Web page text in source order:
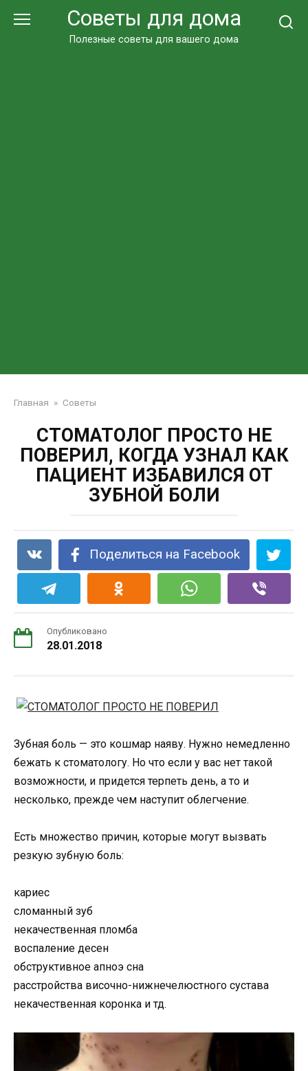
Советы для дома
Полезные советы для вашего дома
Главная » Советы
СТОМАТОЛОГ ПРОСТО НЕ
ПОВЕРИЛ, КОГДА УЗНАЛ КАК
ПАЦИЕНТ ИЗБАВИЛСЯ ОТ
ЗУБНОЙ БОЛИ
Поделиться на Facebook
Опубликовано
28.01.2018
Зубная боль — это кошмар наяву. Нужно немедленно
бежать к стоматологу. Но что если у вас нет такой
возможности, и придется терпеть день, а то и
несколько, прежде чем наступит облегчение.
Есть множество причин, которые могут вызвать
резкую зубную боль:
кариес
сломанный зуб
некачественная пломба
воспаление десен
обструктивное апноэ сна
расстройства височно-нижнечелюстного сустава
некачественная коронка и тд.